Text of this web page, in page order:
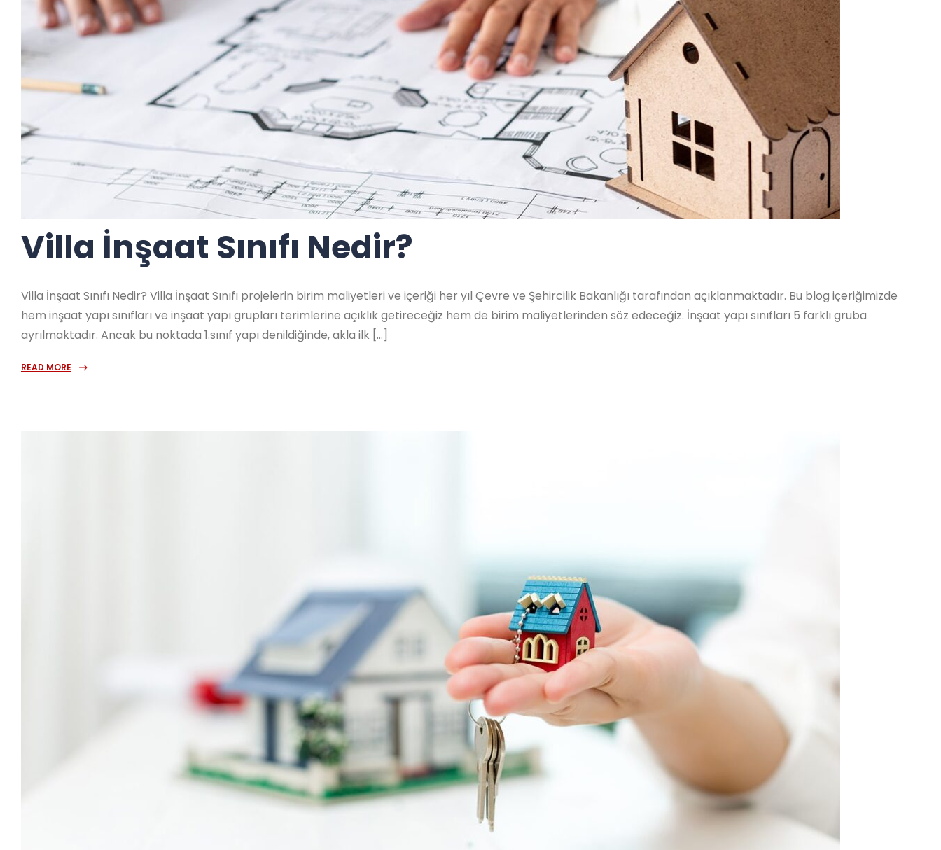
Villa İnşaat Sınıfı Nedir?
Villa İnşaat Sınıfı Nedir? Villa İnşaat Sınıfı projelerin birim maliyetleri ve içeriği her yıl Çevre ve Şehircilik Bakanlığı tarafından açıklanmaktadır. Bu blog içeriğimizde
hem inşaat yapı sınıfları ve inşaat yapı grupları terimlerine açıklık getireceğiz hem de birim maliyetlerinden söz edeceğiz. İnşaat yapı sınıfları 5 farklı gruba
ayrılmaktadır. Ancak bu noktada 1.sınıf yapı denildiğinde, akla ilk […]
READ MORE